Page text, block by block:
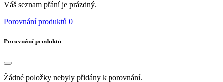
Váš seznam přání je prázdný.
Porovnání produktů 0
Porovnání produktů
Žádné položky nebyly přidány k porovnání.